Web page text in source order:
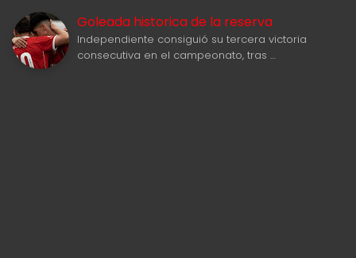
Goleada historica de la reserva
Independiente consiguió su tercera victoria
consecutiva en el campeonato, tras …